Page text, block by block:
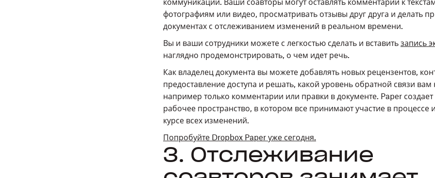
коммуникации. Ваши соавторы могут оставлять комментарии к
фотографиям или видео, просматривать отзывы друг друга и делать
документах с отслеживанием изменений в реальном времени.
Вы и ваши сотрудники можете с легкостью сделать и вставить запись
наглядно продемонстрировать, о чем идет речь.
Как владелец документа вы можете добавлять новых рецензентов,
предоставление доступа и решать, какой уровень обратной связи вам
например только комментарии или правки в документе. Paper
рабочее пространство, в котором все принимают участие в процессе
курсе всех изменений.
Попробуйте Dropbox Paper уже сегодня.
3. Отслеживание